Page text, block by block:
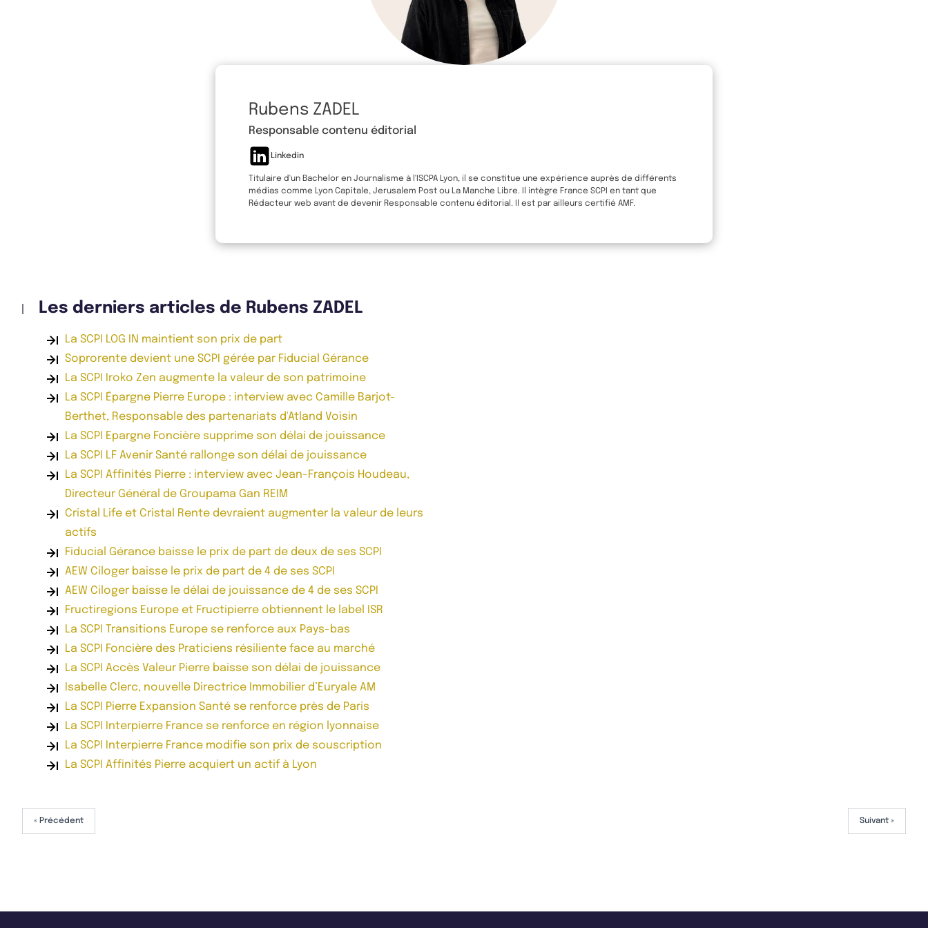
Rubens ZADEL
Responsable contenu éditorial
Linkedin
Titulaire d'un Bachelor en Journalisme à l'ISCPA Lyon, il se constitue une expérience auprès de différents
médias comme Lyon Capitale, Jerusalem Post ou La Manche Libre. Il intègre France SCPI en tant que
Rédacteur web avant de devenir Responsable contenu éditorial. Il est par ailleurs certifié AMF.
Les derniers articles de Rubens ZADEL
La SCPI LOG IN maintient son prix de part
Soprorente devient une SCPI gérée par Fiducial Gérance
La SCPI Iroko Zen augmente la valeur de son patrimoine
La SCPI Épargne Pierre Europe : interview avec Camille Barjot-
Berthet, Responsable des partenariats d'Atland Voisin
La SCPI Epargne Foncière supprime son délai de jouissance
La SCPI LF Avenir Santé rallonge son délai de jouissance
La SCPI Affinités Pierre : interview avec Jean-François Houdeau,
Directeur Général de Groupama Gan REIM
Cristal Life et Cristal Rente devraient augmenter la valeur de leurs
actifs
Fiducial Gérance baisse le prix de part de deux de ses SCPI
AEW Ciloger baisse le prix de part de 4 de ses SCPI
AEW Ciloger baisse le délai de jouissance de 4 de ses SCPI
Fructiregions Europe et Fructipierre obtiennent le label ISR
La SCPI Transitions Europe se renforce aux Pays-bas
La SCPI Foncière des Praticiens résiliente face au marché
La SCPI Accès Valeur Pierre baisse son délai de jouissance
Isabelle Clerc, nouvelle Directrice Immobilier d’Euryale AM
La SCPI Pierre Expansion Santé se renforce près de Paris
La SCPI Interpierre France se renforce en région lyonnaise
La SCPI Interpierre France modifie son prix de souscription
La SCPI Affinités Pierre acquiert un actif à Lyon
« Précédent Suivant »